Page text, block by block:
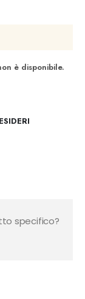
è disponibile.
specifico?